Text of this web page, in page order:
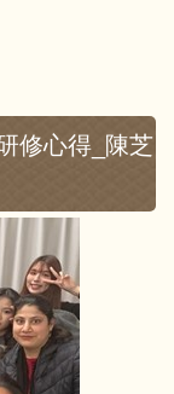
修心得_陳芝